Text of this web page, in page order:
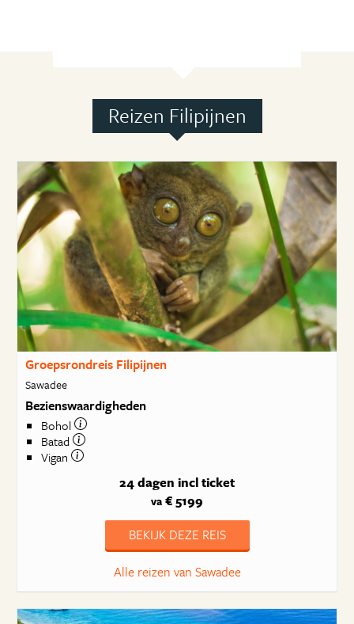
Reizen Filipijnen
Groepsrondreis Filipijnen
Sawadee
Bezienswaardigheden
Bohol
Batad
Vigan
24 dagen incl ticket
va € 5199
BEKIJK DEZE REIS
Alle reizen van Sawadee